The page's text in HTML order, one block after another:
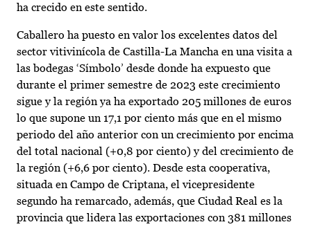
ha crecido en este sentido.
Caballero ha puesto en valor los excelentes datos del
sector vitivinícola de Castilla-La Mancha en una visita a
las bodegas ‘Símbolo’ desde donde ha expuesto que
durante el primer semestre de 2023 este crecimiento
sigue y la región ya ha exportado 205 millones de euros
lo que supone un 17,1 por ciento más que en el mismo
periodo del año anterior con un crecimiento por encima
del total nacional (+0,8 por ciento) y del crecimiento de
la región (+6,6 por ciento). Desde esta cooperativa,
situada en Campo de Criptana, el vicepresidente
segundo ha remarcado, además, que Ciudad Real es la
provincia que lidera las exportaciones con 381 millones